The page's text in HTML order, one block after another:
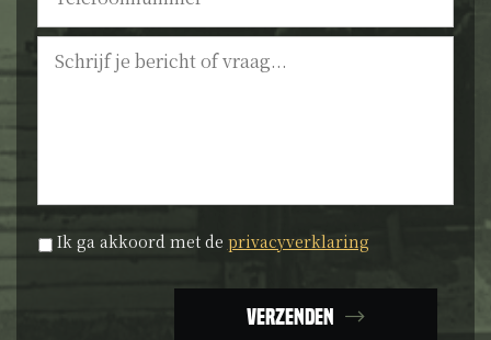
Bericht
Privacyverklaring *
Ik ga akkoord met de privacyverklaring
Verzenden